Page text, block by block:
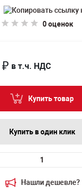
0 оценок
Нашли дешевле?
₽ в т.ч. НДС
Купить товар
Купить в один клик